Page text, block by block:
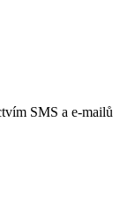
SMS a e-mailů